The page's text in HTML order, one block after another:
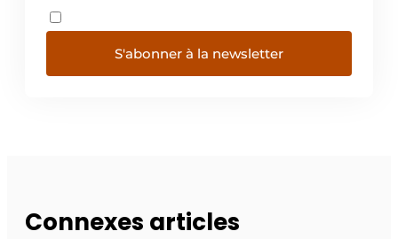
S'abonner à la newsletter
Connexes articles